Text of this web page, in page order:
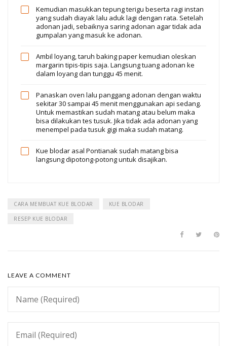
Kemudian masukkan tepung terigu beserta ragi instan
yang sudah diayak lalu aduk lagi dengan rata. Setelah
adonan jadi, sebaiknya saring adonan agar tidak ada
gumpalan yang masuk ke adonan.
Ambil loyang, taruh baking paper kemudian oleskan
margarin tipis-tipis saja. Langsung tuang adonan ke
dalam loyang dan tunggu 45 menit.
Panaskan oven lalu panggang adonan dengan waktu
sekitar 30 sampai 45 menit menggunakan api sedang.
Untuk memastikan sudah matang atau belum maka
bisa dilakukan tes tusuk. Jika tidak ada adonan yang
menempel pada tusuk gigi maka sudah matang.
Kue blodar asal Pontianak sudah matang bisa
langsung dipotong-potong untuk disajikan.
CARA MEMBUAT KUE BLODAR KUE BLODAR
RESEP KUE BLODAR
LEAVE A COMMENT